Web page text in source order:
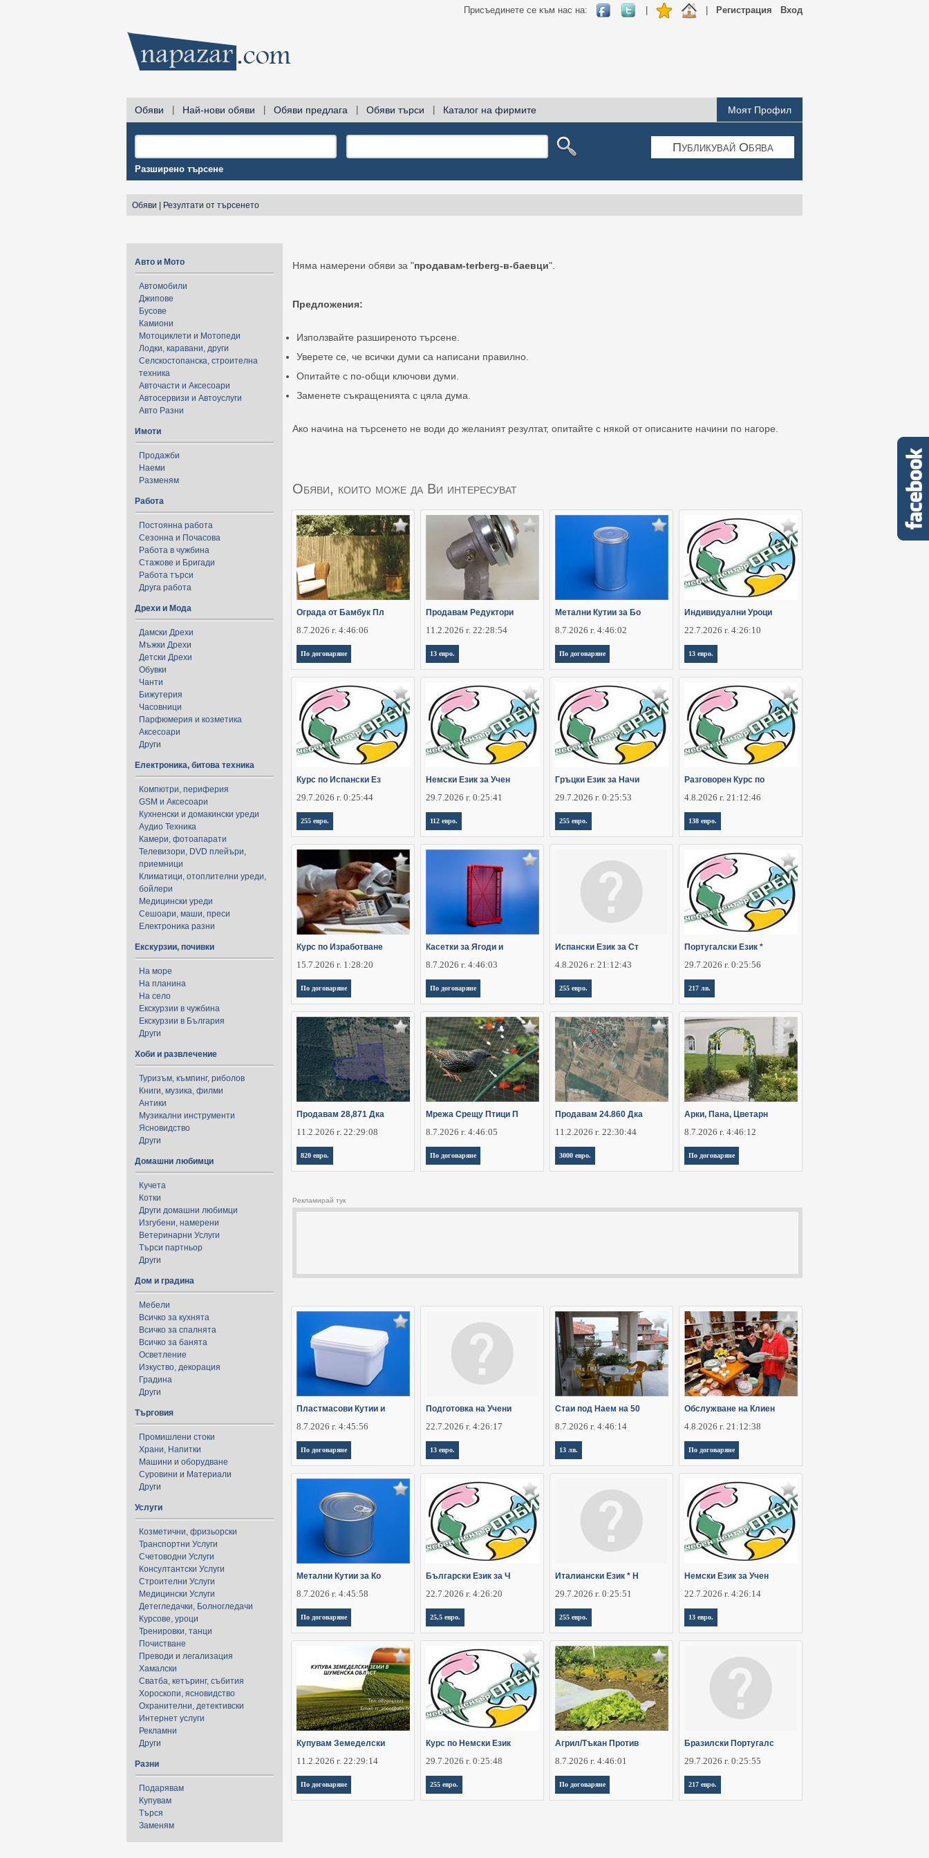
Вход
Регистрация
Присъединете се към нас на:
Обяви Най-нови обяви Обяви предлага Обяви търси Каталог на фирмите Моят Профил
Публикувай Обява
Разширено търсене
Обяви Резултати от търсенето
Авто и Мото
Автомобили
Джипове
Бусове
Камиони
Мотоциклети и Мотопеди
Лодки, каравани, други
Селскостопанска, строителна
техника
Авточасти и Аксесоари
Автосервизи и Автоуслуги
Авто Разни
Имоти
Продажби
Наеми
Разменям
Работа
Постоянна работа
Сезонна и Почасова
Работа в чужбина
Стажове и Бригади
Работа търси
Друга работа
Дрехи и Мода
Дамски Дрехи
Мъжки Дрехи
Детски Дрехи
Обувки
Чанти
Бижутерия
Часовници
Парфюмерия и козметика
Аксесоари
Други
Електроника, битова техника
Компютри, периферия
GSM и Аксесоари
Кухненски и домакински уреди
Аудио Техника
Камери, фотоапарати
Телевизори, DVD плейъри,
приемници
Климатици, отоплителни уреди,
бойлери
Медицински уреди
Сешоари, маши, преси
Електроника разни
Екскурзии, почивки
На море
На планина
На село
Екскурзии в чужбина
Екскурзии в България
Други
Хоби и развлечение
Туризъм, къмпинг, риболов
Книги, музика, филми
Антики
Музикални инструменти
Ясновидство
Други
Домашни любимци
Кучета
Котки
Други домашни любимци
Изгубени, намерени
Ветеринарни Услуги
Търси партньор
Други
Дом и градина
Мебели
Всичко за кухнята
Всичко за спалнята
Всичко за банята
Осветление
Изкуство, декорация
Градина
Други
Търговия
Промишлени стоки
Храни, Напитки
Машини и оборудване
Суровини и Материали
Други
Услуги
Козметични, фризьорски
Транспортни Услуги
Счетоводни Услуги
Консултантски Услуги
Строителни Услуги
Медицински Услуги
Детегледачки, Болногледачи
Курсове, уроци
Тренировки, танци
Почистване
Преводи и легализация
Хамалски
Сватба, кетъринг, събития
Хороскопи, ясновидство
Охранителни, детективски
Интернет услуги
Рекламни
Други
Разни
Подарявам
Купувам
Търся
Заменям
Няма намерени обяви за "продавам-terberg-в-баевци".
Предложения:
Използвайте разширеното търсене.
Уверете се, че всички думи са написани правилно.
Опитайте с по-общи ключови думи.
Заменете съкращенията с цяла дума.
Ако начина на търсенето не води до желаният резултат, опитайте с някой от описаните начини по нагоре.
Обяви, които може да Ви интересуват
Ограда от Бамбук Пл
8.7.2026 г. 4:46:06
По договаряне
Продавам Редуктори
11.2.2026 г. 22:28:54
13 евро.
Метални Кутии за Бо
8.7.2026 г. 4:46:02
По договаряне
Индивидуални Уроци
22.7.2026 г. 4:26:10
13 евро.
Курс по Испански Ез
29.7.2026 г. 0:25:44
255 евро.
Немски Език за Учен
29.7.2026 г. 0:25:41
112 евро.
Гръцки Език за Начи
29.7.2026 г. 0:25:53
255 евро.
Разговорен Курс по
4.8.2026 г. 21:12:46
138 евро.
Курс по Изработване
15.7.2026 г. 1:28:20
По договаряне
Касетки за Ягоди и
8.7.2026 г. 4:46:03
По договаряне
Испански Език за Ст
4.8.2026 г. 21:12:43
255 евро.
Португалски Език *
29.7.2026 г. 0:25:56
217 лв.
Продавам 28,871 Дка
11.2.2026 г. 22:29:08
820 евро.
Мрежа Срещу Птици П
8.7.2026 г. 4:46:05
По договаряне
Продавам 24.860 Дка
11.2.2026 г. 22:30:44
3000 евро.
Арки, Пана, Цветарн
8.7.2026 г. 4:46:12
По договаряне
Рекламирай тук
Пластмасови Кутии и
8.7.2026 г. 4:45:56
По договаряне
Подготовка на Учени
22.7.2026 г. 4:26:17
13 евро.
Стаи под Наем на 50
8.7.2026 г. 4:46:14
13 лв.
Обслужване на Клиен
4.8.2026 г. 21:12:38
По договаряне
Метални Кутии за Ко
8.7.2026 г. 4:45:58
По договаряне
Български Език за Ч
22.7.2026 г. 4:26:20
25,5 евро.
Италиански Език * Н
29.7.2026 г. 0:25:51
255 евро.
Немски Език за Учен
22.7.2026 г. 4:26:14
13 евро.
Купувам Земеделски
11.2.2026 г. 22:29:14
По договаряне
Курс по Немски Език
29.7.2026 г. 0:25:48
255 евро.
Агрил/Тъкан Против
8.7.2026 г. 4:46:01
По договаряне
Бразилски Португалс
29.7.2026 г. 0:25:55
217 евро.